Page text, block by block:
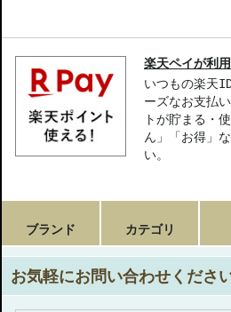
楽天ペイが利
いつもの楽天
ーズなお支払
トが貯まる・
ん」「お得」
い。
ブランド カテゴリ
お気軽にお問い合わせくださ